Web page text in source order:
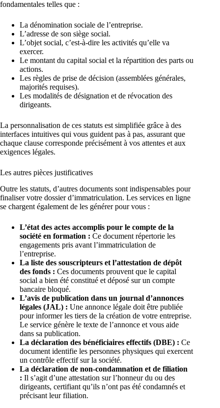
fondamentales telles que :
La dénomination sociale de l’entreprise.
L’adresse de son siège social.
L’objet social, c’est-à-dire les activités qu’elle va
exercer.
Le montant du capital social et la répartition des parts ou
actions.
Les règles de prise de décision (assemblées générales,
majorités requises).
Les modalités de désignation et de révocation des
dirigeants.
La personnalisation de ces statuts est simplifiée grâce à des
interfaces intuitives qui vous guident pas à pas, assurant que
chaque clause corresponde précisément à vos attentes et aux
exigences légales.
Les autres pièces justificatives
Outre les statuts, d’autres documents sont indispensables pour
finaliser votre dossier d’immatriculation. Les services en ligne
se chargent également de les générer pour vous :
L’état des actes accomplis pour le compte de la
société en formation : Ce document répertorie les
engagements pris avant l’immatriculation de
l’entreprise.
La liste des souscripteurs et l’attestation de dépôt
des fonds : Ces documents prouvent que le capital
social a bien été constitué et déposé sur un compte
bancaire bloqué.
L’avis de publication dans un journal d’annonces
légales (JAL) : Une annonce légale doit être publiée
pour informer les tiers de la création de votre entreprise.
Le service génère le texte de l’annonce et vous aide
dans sa publication.
La déclaration des bénéficiaires effectifs (DBE) : Ce
document identifie les personnes physiques qui exercent
un contrôle effectif sur la société.
La déclaration de non-condamnation et de filiation
: Il s’agit d’une attestation sur l’honneur du ou des
dirigeants, certifiant qu’ils n’ont pas été condamnés et
précisant leur filiation.